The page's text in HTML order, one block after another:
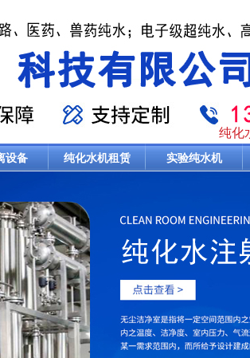
纯化
设备 纯化水机租赁 实验纯水机